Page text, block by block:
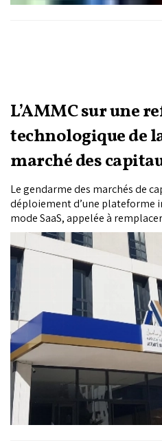
L’AMMC sur une
technologique de
marché des
Le gendarme des marchés de
déploiement d’une plateforme
mode SaaS, appelée à
d’échange actuel avec les
chantier de modernisation qui
puissance des outils dits
financiers.